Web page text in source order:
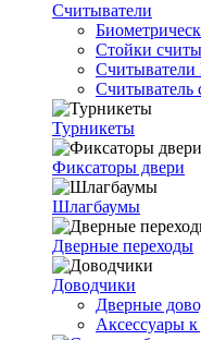
Считыватели
Стойки
Считыватели
Считыватель
Турникеты
Фиксаторы двери
Шлагбаумы
Дверные переходы
Доводчики
Дверные
Аксессуары